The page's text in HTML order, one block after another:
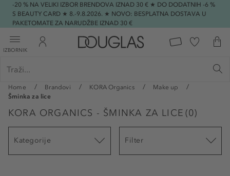
-20 % NA VELIKI IZBOR BRENDOVA IZNAD 30 € ★ DO DODATNIH -6 %
S BEAUTY CARD ★ 8.-9.8.2026. ★ NOVO: BESPLATNA DOSTAVA U
PAKETOMATE ZA NARUDŽBE IZNAD 30 €
IZBORNIK
Home Brandovi KORA Organics
Make up
Šminka za lice
KORA ORGANICS - ŠMINKA ZA LICE (0)
Kategorije Filter